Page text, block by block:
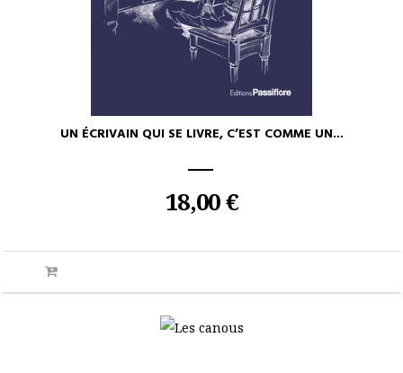
UN ÉCRIVAIN QUI SE LIVRE, C’EST COMME UN...
18,00 €